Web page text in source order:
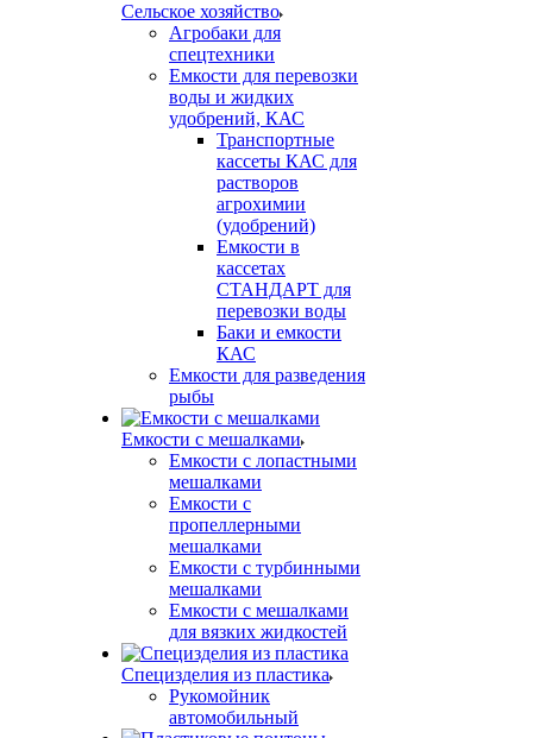
Сельское хозяйство
Агробаки для
спецтехники
Емкости для перевозки
воды и жидких
удобрений, КАС
Транспортные
кассеты КАС для
растворов
агрохимии
(удобрений)
Емкости в
кассетах
СТАНДАРТ для
перевозки воды
Баки и емкости
КАС
Емкости для разведения
рыбы
Емкости с мешалками
Емкости с лопастными
мешалками
Емкости с
пропеллерными
мешалками
Емкости с турбинными
мешалками
Емкости с мешалками
для вязких жидкостей
Специзделия из пластика
Рукомойник
автомобильный